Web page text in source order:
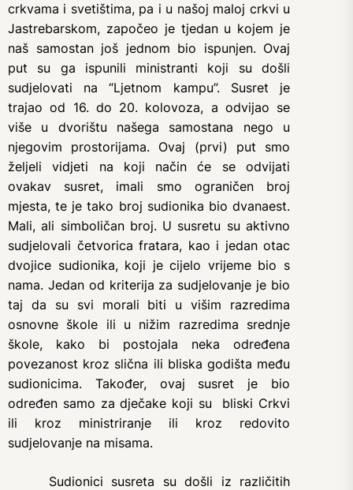
crkvama i svetištima, pa i u našoj maloj crkvi u
Jastrebarskom, započeo je tjedan u kojem je
naš samostan još jednom bio ispunjen. Ovaj
put su ga ispunili ministranti koji su došli
sudjelovati na “Ljetnom kampu”. Susret je
trajao od 16. do 20. kolovoza, a odvijao se
više u dvorištu našega samostana nego u
njegovim prostorijama. Ovaj (prvi) put smo
željeli vidjeti na koji način će se odvijati
ovakav susret, imali smo ograničen broj
mjesta, te je tako broj sudionika bio dvanaest.
Mali, ali simboličan broj. U susretu su aktivno
sudjelovali četvorica fratara, kao i jedan otac
dvojice sudionika, koji je cijelo vrijeme bio s
nama. Jedan od kriterija za sudjelovanje je bio
taj da su svi morali biti u višim razredima
osnovne škole ili u nižim razredima srednje
škole, kako bi postojala neka određena
povezanost kroz slična ili bliska godišta među
sudionicima. Također, ovaj susret je bio
određen samo za dječake koji su bliski Crkvi
ili kroz ministriranje ili kroz redovito
sudjelovanje na misama.
Sudionici susreta su došli iz različitih